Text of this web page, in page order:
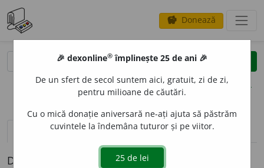
savings Donează
clear
opțiuni
definiții (1) pronunțievolume_up (50)
Definiția cu ID-ul 901967:
🎉 dexonline® împlinește 25 de ani 🎉
De un sfert de secol suntem aici, gratuit, zi de zi,
pentru milioane de căutări.
Cu o mică donație aniversară ne-ați ajuta să păstrăm
cuvintele la îndemâna tuturor și pe viitor.